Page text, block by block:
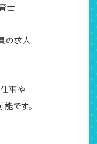
士
の求人
事や
です。